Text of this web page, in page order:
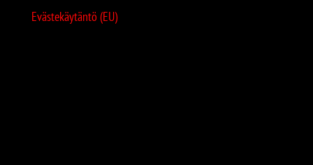
Evästekäytäntö (EU)